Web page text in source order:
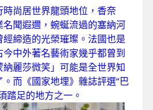
尚居世界龍頭地位，香奈
聞遐邇，蜿蜒流過的塞納河
締造的光榮璀璨。法國也是
中外著名藝術家幾乎都曾到
麗莎微笑」可能是全世界知
而《國家地埋》雜誌評選“巴
踏足的地方之一。